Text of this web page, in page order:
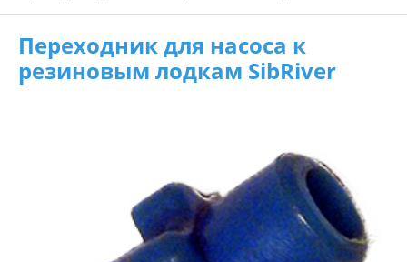
Переходник для насоса к
резиновым лодкам SibRiver